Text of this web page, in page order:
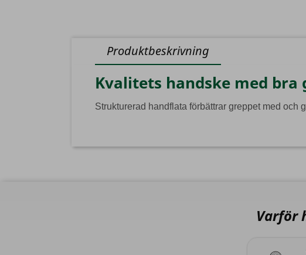
Produktbeskrivning
Kvalitets handske med bra
Strukturerad handflata förbättrar greppet med och
Varför